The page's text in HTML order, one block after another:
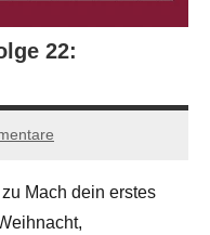
22:
Mach dein erstes